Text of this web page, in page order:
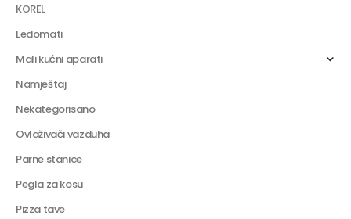
KOREL
Ledomati
Mali kućni aparati
Namještaj
Nekategorisano
Ovlaživači vazduha
Parne stanice
Pegla za kosu
Pizza tave